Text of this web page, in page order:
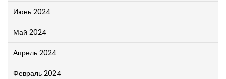
Июнь 2024
Май 2024
Апрель 2024
Февраль 2024